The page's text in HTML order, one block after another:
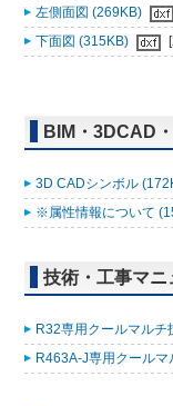
左側面図 (269KB)
下面図 (315KB)
BIM・3DCAD
3D CADシンボル
※属性情報について
技術・工事マニ
R32専用クールマルチ
R463A-J専用クールマ